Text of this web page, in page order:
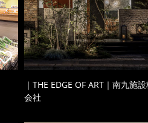
｜THE EDGE OF ART｜南九施
会社